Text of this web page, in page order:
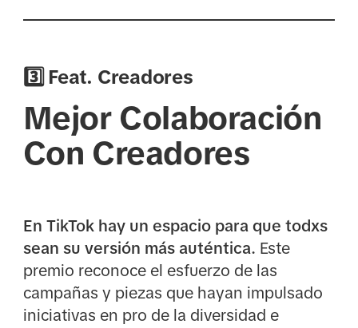
3️⃣ Feat. Creadores
Mejor Colaboración
Con Creadores
En TikTok hay un espacio para que todxs
sean su versión más auténtica. Este
premio reconoce el esfuerzo de las
campañas y piezas que hayan impulsado
iniciativas en pro de la diversidad e